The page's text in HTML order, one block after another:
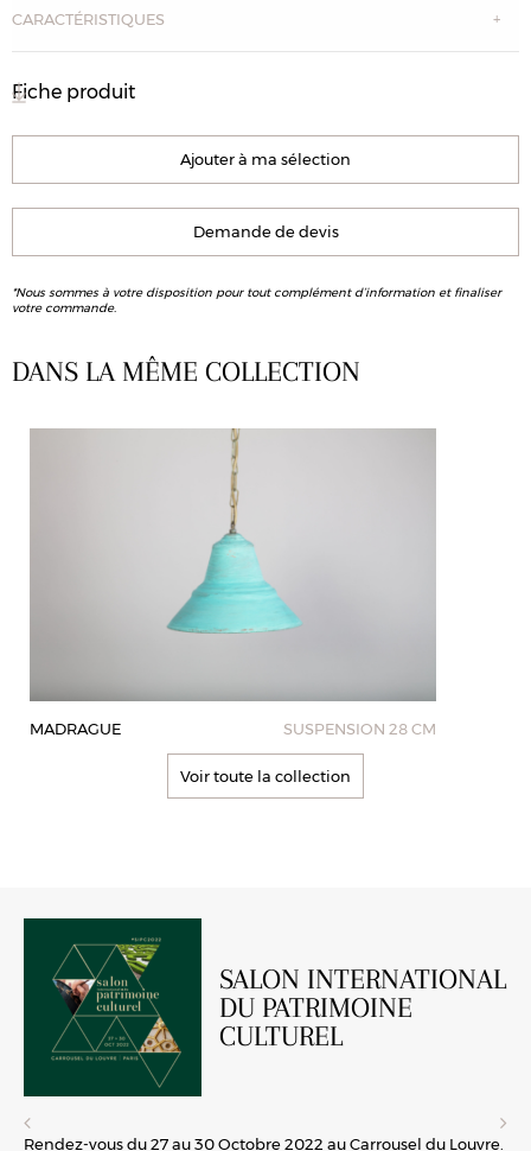
CARACTÉRISTIQUES
Fiche produit
Ajouter à ma sélection
Demande de devis
*Nous sommes à votre disposition pour tout complément d’information et finaliser
votre commande.
DANS LA MÊME COLLECTION
MADRAGUE SUSPENSION 28 CM
Voir toute la collection
SALON INTERNATIONAL
DU PATRIMOINE
CULTUREL
Rendez-vous du 27 au 30 Octobre 2022 au Carrousel du Louvre.